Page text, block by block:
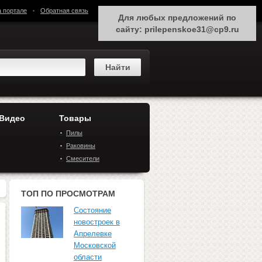
портале Обратная связь
Товары
Пилы
Раковины
Смесители
ТОП ПО ПРОСМОТРАМ
Состояние
новостроек в
Апрелевке
Московской
области
Для любых предложений по
сайту: prilepenskoe31@cp9.ru